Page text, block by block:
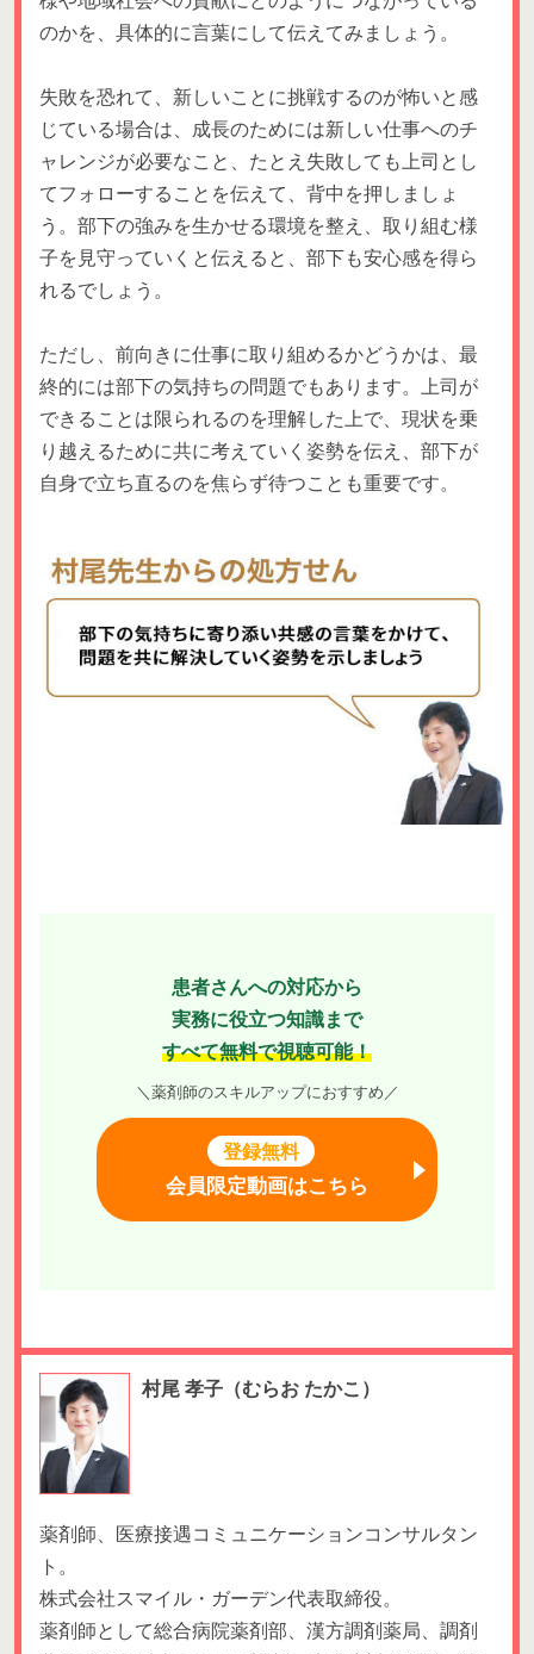
のかを、具体的に言葉にして伝えてみましょう。
失敗を恐れて、新しいことに挑戦するのが怖いと感
じている場合は、成長のためには新しい仕事へのチ
ャレンジが必要なこと、たとえ失敗しても上司とし
てフォローすることを伝えて、背中を押しましょ
う。部下の強みを生かせる環境を整え、取り組む様
子を見守っていくと伝えると、部下も安心感を得ら
れるでしょう。
ただし、前向きに仕事に取り組めるかどうかは、最
終的には部下の気持ちの問題でもあります。上司が
できることは限られるのを理解した上で、現状を乗
り越えるために共に考えていく姿勢を伝え、部下が
自身で立ち直るのを焦らず待つことも重要です。
患者さんへの対応から
実務に役立つ知識まで
すべて無料で視聴可能！
＼薬剤師のスキルアップにおすすめ／
登録無料
会員限定動画はこちら
村尾 孝子 （むらお たかこ）
薬剤師、医療接遇コミュニケーションコンサルタン
ト。
株式会社スマイル・ガーデン代表取締役。
薬剤師として総合病院薬剤部、漢方調剤薬局、調剤